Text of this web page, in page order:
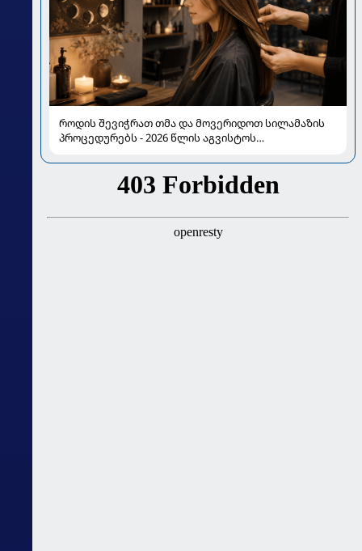
როდის შევიჭრათ თმა და მოვერიდოთ სილამაზის
პროცედურებს - 2026 წლის აგვისტოს